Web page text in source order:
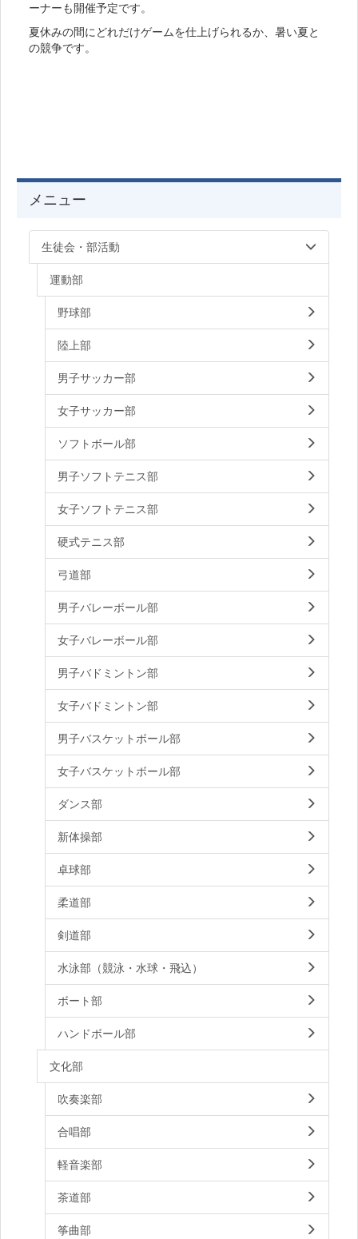
ーナーも開催予定です。
夏休みの間にどれだけゲームを仕上げられるか、暑い夏と
の競争です。
メニュー
生徒会・部活動
運動部
野球部
陸上部
男子サッカー部
女子サッカー部
ソフトボール部
男子ソフトテニス部
女子ソフトテニス部
硬式テニス部
弓道部
男子バレーボール部
女子バレーボール部
男子バドミントン部
女子バドミントン部
男子バスケットボール部
女子バスケットボール部
ダンス部
新体操部
卓球部
柔道部
剣道部
水泳部（競泳・水球・飛込）
ボート部
ハンドボール部
文化部
吹奏楽部
合唱部
軽音楽部
茶道部
筝曲部